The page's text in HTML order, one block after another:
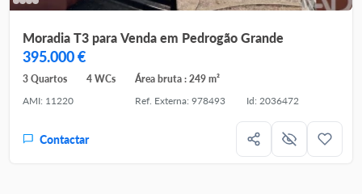
Moradia T3 para Venda em Pedrogão Grande
395.000 €
3 Quartos 4 WCs
Área bruta : 249 m²
AMI: 11220
Ref. Externa: 978493 Id: 2036472
Contactar